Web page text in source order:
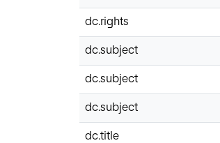
dc.rights
dc.subject
dc.subject
dc.subject
dc.title